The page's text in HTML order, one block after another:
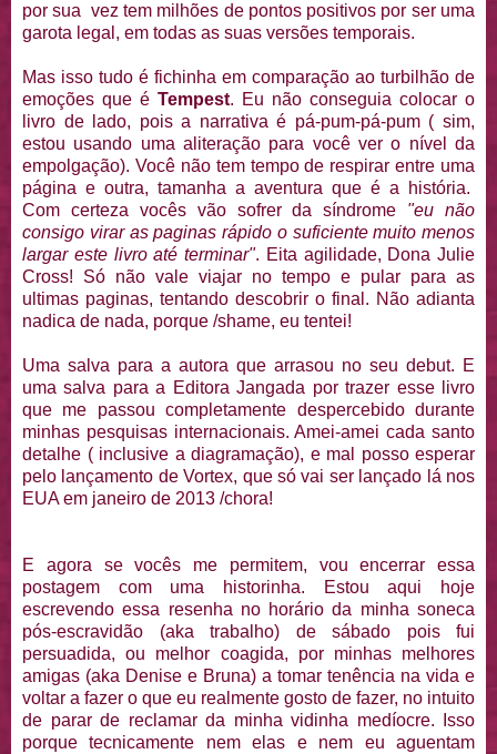
por sua vez tem milhões de pontos positivos por ser uma
garota legal, em todas as suas versões temporais.
Mas isso tudo é fichinha em comparação ao turbilhão de
emoções que é Tempest. Eu não conseguia colocar o
livro de lado, pois a narrativa é pá-pum-pá-pum ( sim,
estou usando uma aliteração para você ver o nível da
empolgação). Você não tem tempo de respirar entre uma
página e outra, tamanha a aventura que é a história.
Com certeza vocês vão sofrer da síndrome "eu não
consigo virar as paginas rápido o suficiente muito menos
largar este livro até terminar". Eita agilidade, Dona Julie
Cross! Só não vale viajar no tempo e pular para as
ultimas paginas, tentando descobrir o final. Não adianta
nadica de nada, porque /shame, eu tentei!
Uma salva para a autora que arrasou no seu debut. E
uma salva para a Editora Jangada por trazer esse livro
que me passou completamente despercebido durante
minhas pesquisas internacionais. Amei-amei cada santo
detalhe ( inclusive a diagramação), e mal posso esperar
pelo lançamento de Vortex, que só vai ser lançado lá nos
EUA em janeiro de 2013 /chora!
E agora se vocês me permitem, vou encerrar essa
postagem com uma historinha. Estou aqui hoje
escrevendo essa resenha no horário da minha soneca
pós-escravidão (aka trabalho) de sábado pois fui
persuadida, ou melhor coagida, por minhas melhores
amigas (aka Denise e Bruna) a tomar tenência na vida e
voltar a fazer o que eu realmente gosto de fazer, no intuito
de parar de reclamar da minha vidinha medíocre. Isso
porque tecnicamente nem elas e nem eu aguentam